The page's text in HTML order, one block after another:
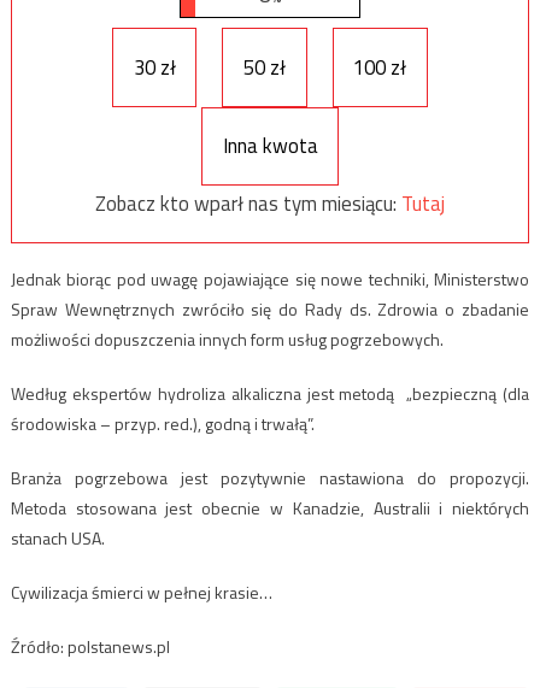
30 zł 50 zł 100 zł
Inna kwota
Zobacz kto wparł nas tym miesiącu: Tutaj
Jednak biorąc pod uwagę pojawiające się nowe techniki, Ministerstwo
Spraw Wewnętrznych zwróciło się do Rady ds. Zdrowia o zbadanie
możliwości dopuszczenia innych form usług pogrzebowych.
Według ekspertów hydroliza alkaliczna jest metodą „bezpieczną (dla
środowiska – przyp. red.), godną i trwałą”.
Branża pogrzebowa jest pozytywnie nastawiona do propozycji.
Metoda stosowana jest obecnie w Kanadzie, Australii i niektórych
stanach USA.
Cywilizacja śmierci w pełnej krasie…
Źródło: polstanews.pl